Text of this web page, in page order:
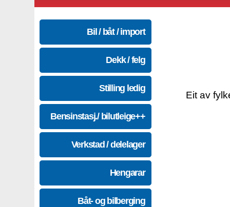
Bil / båt / import
Dekk / felg
Stilling ledig
Bensinstasj./ bilutleige++
Verkstad / delelager
Hengarar
Båt- og bilberging
Eit av